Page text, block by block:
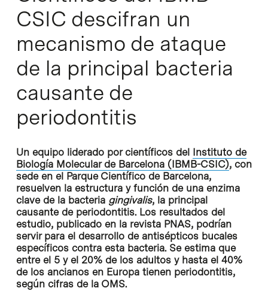
CSIC descifran un
mecanismo de ataque
de la principal bacteria
causante de
periodontitis
Un equipo liderado por científicos del Instituto de
Biología Molecular de Barcelona (IBMB-CSIC), con
sede en el Parque Científico de Barcelona,
resuelven la estructura y función de una enzima
clave de la bacteria gingivalis, la principal
causante de periodontitis. Los resultados del
estudio, publicado en la revista PNAS, podrían
servir para el desarrollo de antisépticos bucales
específicos contra esta bacteria. Se estima que
entre el 5 y el 20% de los adultos y hasta el 40%
de los ancianos en Europa tienen periodontitis,
según cifras de la OMS.